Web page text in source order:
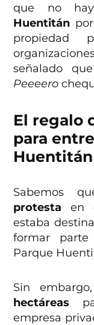
que no
Huentitán
propiedad
señalado
Peeeero
El regalo
para
Sabemos
protesta en
estaba
formar
Parque
Sin
hectáreas
empresa